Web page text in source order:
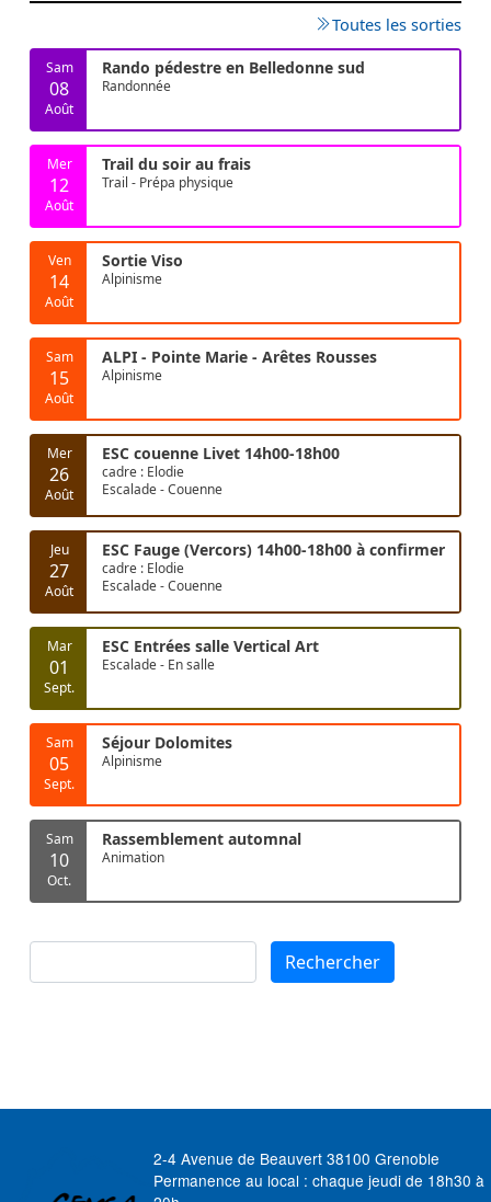
Toutes les sorties
Sam
08
Août
Rando pédestre en Belledonne sud
Randonnée
Mer
12
Août
Trail du soir au frais
Trail - Prépa physique
Ven
14
Août
Sortie Viso
Alpinisme
Sam
15
Août
ALPI - Pointe Marie - Arêtes Rousses
Alpinisme
Mer
26
Août
ESC couenne Livet 14h00-18h00
cadre : Elodie
Escalade - Couenne
Jeu
27
Août
ESC Fauge (Vercors) 14h00-18h00 à confirmer
cadre : Elodie
Escalade - Couenne
Mar
01
Sept.
ESC Entrées salle Vertical Art
Escalade - En salle
Sam
05
Sept.
Séjour Dolomites
Alpinisme
Sam
10
Oct.
Rassemblement automnal
Animation
Rechercher Rechercher
2-4 Avenue de Beauvert 38100 Grenoble
Permanence au local : chaque jeudi de 18h30 à